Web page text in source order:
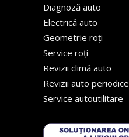
Diagnoză auto
Electrică auto
Geometrie roți
Service roți
Revizii climă auto
Revizii auto periodice
Service autoutilitare